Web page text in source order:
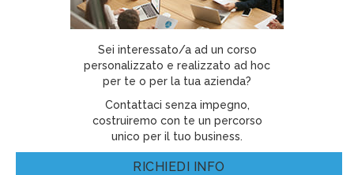
Sei interessato/a ad un corso
personalizzato e realizzato ad hoc
per te o per la tua azienda?
Contattaci senza impegno,
costruiremo con te un percorso
unico per il tuo business.
RICHIEDI INFO